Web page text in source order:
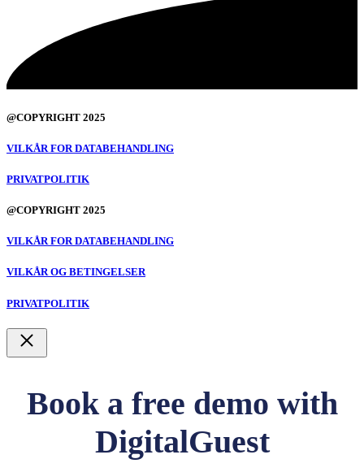
@COPYRIGHT 2025
VILKÅR FOR DATABEHANDLING
PRIVATPOLITIK
@COPYRIGHT 2025
VILKÅR FOR DATABEHANDLING
VILKÅR OG BETINGELSER
PRIVATPOLITIK
Book a free demo with
DigitalGuest